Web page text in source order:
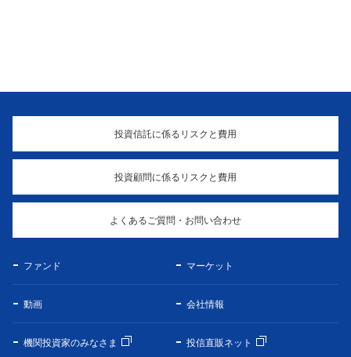
投資信託に係るリスクと費用
投資顧問に係るリスクと費用
よくあるご質問・お問い合わせ
ファンド マーケット
動画 会社情報
機関投資家のみなさま 投信直販ネット